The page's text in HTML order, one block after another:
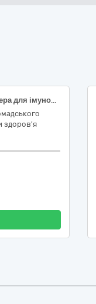
Послуги з ремонту термошейкера для імунопланшета
здоров'я